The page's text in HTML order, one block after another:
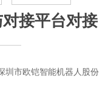
接平台对接
圳市欧铠智能机器人股份